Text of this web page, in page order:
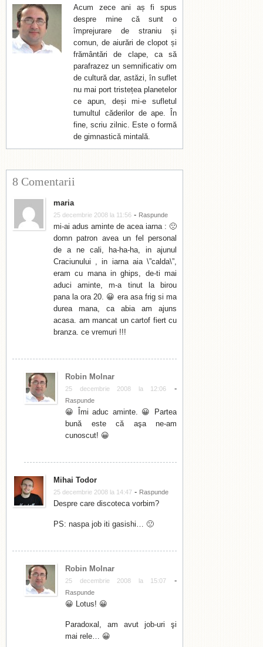
Acum zece ani aș fi spus
despre mine că sunt o
împrejurare de straniu și
comun, de aiurări de clopot și
frământări de clape, ca să
parafrazez un semnificativ om
de cultură dar, astăzi, în suflet
nu mai port tristețea planetelor
ce apun, deși mi-e sufletul
tumultul căderilor de ape. În
fine, scriu zilnic. Este o formă
de gimnastică mintală.
8 Comentarii
maria
25 decembrie 2008 la 11:56 - Raspunde
mi-ai adus aminte de acea iarna : 🙁
domn patron avea un fel personal
de a ne cali, ha-ha-ha, in ajunul
Craciunului , in iarna aia \”calda\”,
eram cu mana in ghips, de-ti mai
aduci aminte, m-a tinut la birou
pana la ora 20. 😀 era asa frig si ma
durea mana, ca abia am ajuns
acasa. am mancat un cartof fiert cu
branza. ce vremuri !!!
Robin Molnar
25 decembrie 2008 la 12:06 -
Raspunde
😀 Îmi aduc aminte. 😀 Partea
bună este că aşa ne-am
cunoscut! 😀
Mihai Todor
25 decembrie 2008 la 14:47 - Raspunde
Despre care discoteca vorbim?
PS: naspa job iti gasishi… 🙁
Robin Molnar
25 decembrie 2008 la 15:07 -
Raspunde
😀 Lotus! 😀
Paradoxal, am avut job-uri şi
mai rele… 😀